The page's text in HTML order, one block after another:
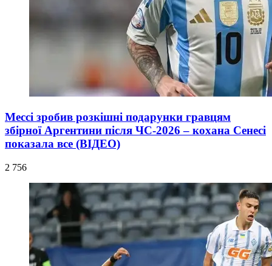
Мессі зробив розкішні подарунки гравцям
збірної Аргентини після ЧС-2026 – кохана Сенесі
показала все (ВІДЕО)
2 756